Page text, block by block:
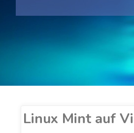
Linux Mint auf